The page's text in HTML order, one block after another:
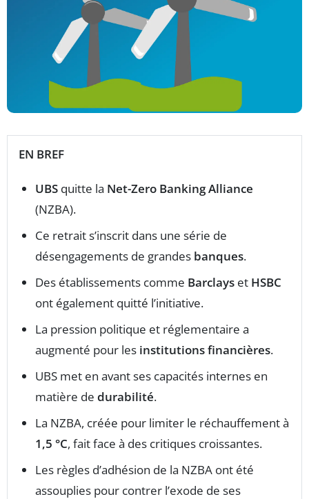
EN BREF
UBS quitte la Net-Zero Banking Alliance
(NZBA).
Ce retrait s’inscrit dans une série de
désengagements de grandes banques.
Des établissements comme Barclays et HSBC
ont également quitté l’initiative.
La pression politique et réglementaire a
augmenté pour les institutions financières.
UBS met en avant ses capacités internes en
matière de durabilité.
La NZBA, créée pour limiter le réchauffement à
1,5 °C, fait face à des critiques croissantes.
Les règles d’adhésion de la NZBA ont été
assouplies pour contrer l’exode de ses